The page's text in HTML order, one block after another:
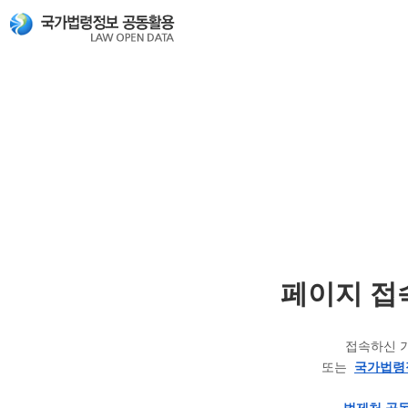
페이지 접
접속하신
또는 국가법